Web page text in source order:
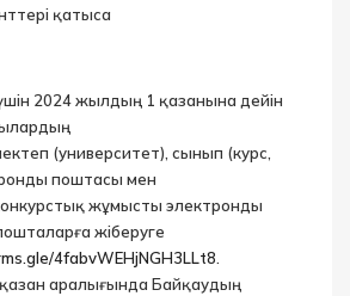
қатыса
2024 жылдың 1 қазанына дейін
(университет), сынып (курс,
поштасы мен
жұмысты электронды
жіберуге
4fabvWEHjNGH3LLt8.
аралығында Байқаудың